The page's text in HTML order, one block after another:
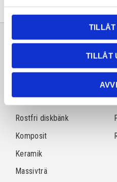
TILLÅT
Sortiment
Natursten
Rostfri diskbänk
Komposit
Keramik
Massivträ